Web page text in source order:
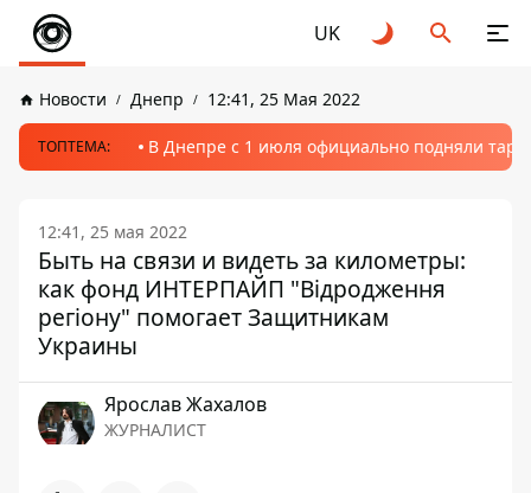
UK
Новости Днепр 12:41, 25 Мая 2022
ТОПТЕМА: В Днепре с 1 июля официально подняли
12:41, 25 мая 2022
Быть на связи и видеть за километры:
как фонд ИНТЕРПАЙП "Відродження
регіону" помогает Защитникам
Украины
Ярослав Жахалов
ЖУРНАЛИСТ